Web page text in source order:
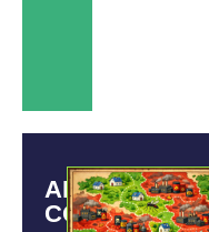
ARTICOLI
CORRELATI